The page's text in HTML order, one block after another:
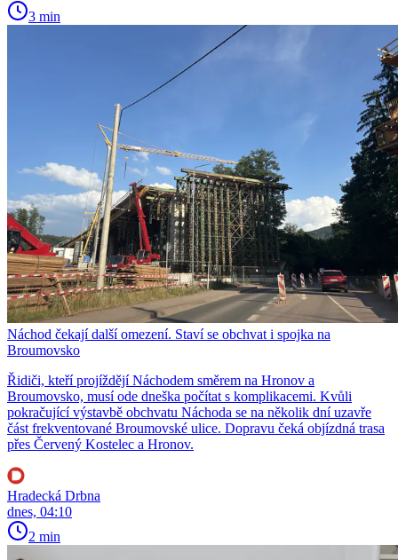
3 min
Náchod čekají další omezení. Staví se obchvat i spojka na
Broumovsko
Řidiči, kteří projíždějí Náchodem směrem na Hronov a
Broumovsko, musí ode dneška počítat s komplikacemi. Kvůli
pokračující výstavbě obchvatu Náchoda se na několik dní uzavře
část frekventované Broumovské ulice. Dopravu čeká objízdná trasa
přes Červený Kostelec a Hronov.
Hradecká Drbna
dnes, 04:10
2 min